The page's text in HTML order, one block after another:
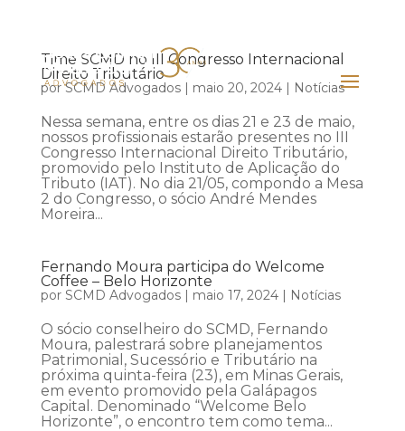
Time SCMD no III Congresso Internacional
Direito Tributário
porSCMD Advogados| maio 20, 2024| Notícias
Nessa semana, entre os dias 21 e 23 de maio,
nossos profissionais estarão presentes no III
Congresso Internacional Direito Tributário,
promovido pelo Instituto de Aplicação do
Tributo (IAT). No dia 21/05, compondo a Mesa
2 do Congresso, o sócio André Mendes
Moreira...
Fernando Moura participa do Welcome
Coffee – Belo Horizonte
por SCMD Advogados| maio 17, 2024| Notícias
O sócio conselheiro do SCMD, Fernando
Moura, palestrará sobre planejamentos
Patrimonial, Sucessório e Tributário na
próxima quinta-feira (23), em Minas Gerais,
em evento promovido pela Galápagos
Capital. Denominado “Welcome Belo
Horizonte”, o encontro tem como tema...